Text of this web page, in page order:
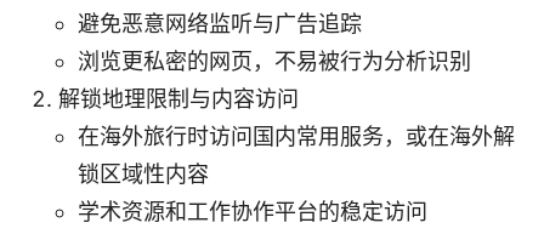
避免恶意网络监听与广告追踪
浏览更私密的网页，不易被行为分析识别
解锁地理限制与内容访问
在海外旅行时访问国内常用服务，或在海外解
锁区域性内容
学术资源和工作协作平台的稳定访问